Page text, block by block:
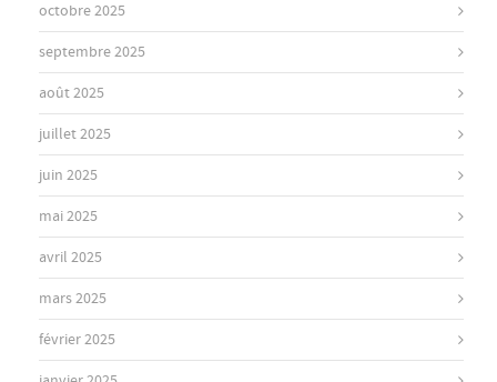
octobre 2025
septembre 2025
août 2025
juillet 2025
juin 2025
mai 2025
avril 2025
mars 2025
février 2025